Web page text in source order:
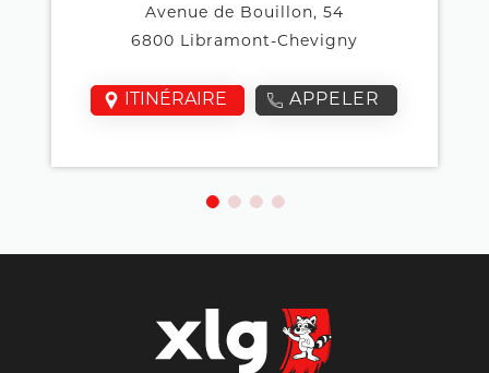
Avenue de Bouillon, 54
6800 Libramont-Chevigny
ITINÉRAIRE APPELER